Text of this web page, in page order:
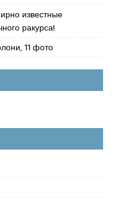
известные
ракурса!
11 фото